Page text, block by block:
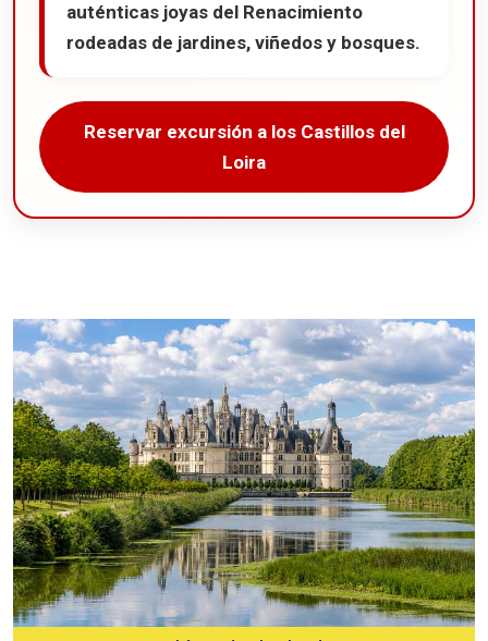
auténticas joyas del Renacimiento
rodeadas de jardines, viñedos y bosques.
Reservar excursión a los Castillos del
Loira